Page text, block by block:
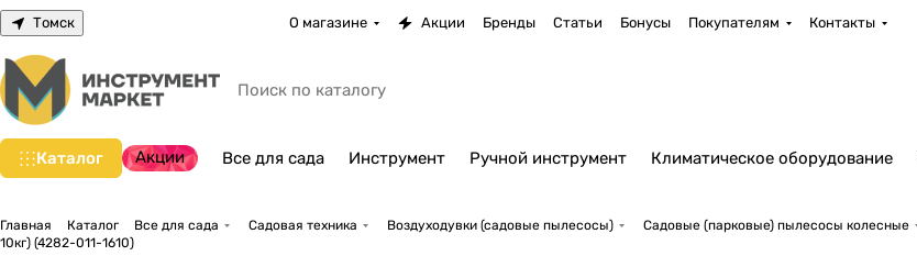
Томск О магазине Акции Бренды Статьи Бонусы Покупателям Контакты
Каталог Акции Все для сада Инструмент Ручной инструмент Климатическое оборудование
Главная Каталог Все для сада Садовая техника Воздуходувки (садовые пылесосы) Садовые (парковые) пылесосы колесные
10кг) (4282-011-1610)